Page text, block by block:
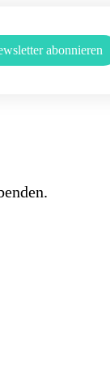
abonnieren